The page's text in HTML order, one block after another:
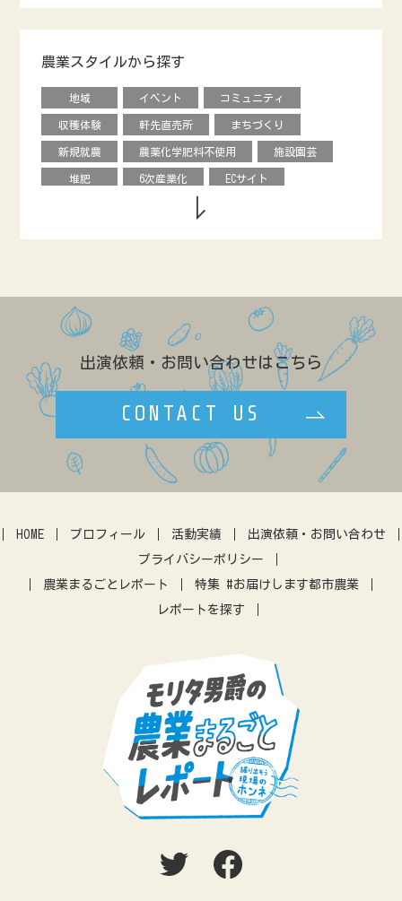
オクラ ナシ ブドウ
レタス ピーマン
馬 烏骨鶏 オリーブ
キュウリ エディブルフラワー 花き
クリ オータムポエム ニンジン
ソラマメ 水菜 ルッコラ
カリフローレ スティックセニョール
バナナ アローカナ 造園
養豚
農業スタイルから探す
地域 イベント コミュニティ
収穫体験 軒先直売所 まちづくり
新規就農 農薬化学肥料不使用 施設園芸
堆肥 6次産業化 ECサイト
レストラン GAP
キャリア ネパール
効率化 農政 ブランディング
ゲストハウス 学生 八百屋
民設直売所 少量多品目
マルシェ 伝統野菜
田んぼ体験 農地問題
アーバンファーミング 古民家 体験農園
アプリ 農業振興
差別化 営農指導 農機
出演依頼・お問い合わせはこちら
CONTACT US
HOME プロフィール 活動実績
出演依頼・お問い合わせ
プライバシーポリシー
農業まるごとレポート
特集 #お届けします都市農業
レポートを探す